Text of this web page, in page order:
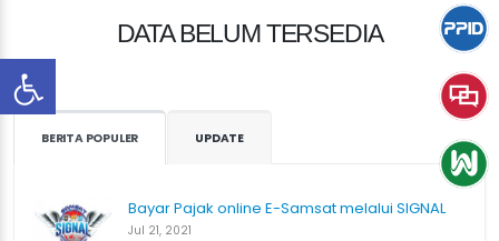
DATA BELUM TERSEDIA
BERITA POPULER UPDATE
Bayar Pajak online E-Samsat melalui SIGNAL
Jul 21, 2021